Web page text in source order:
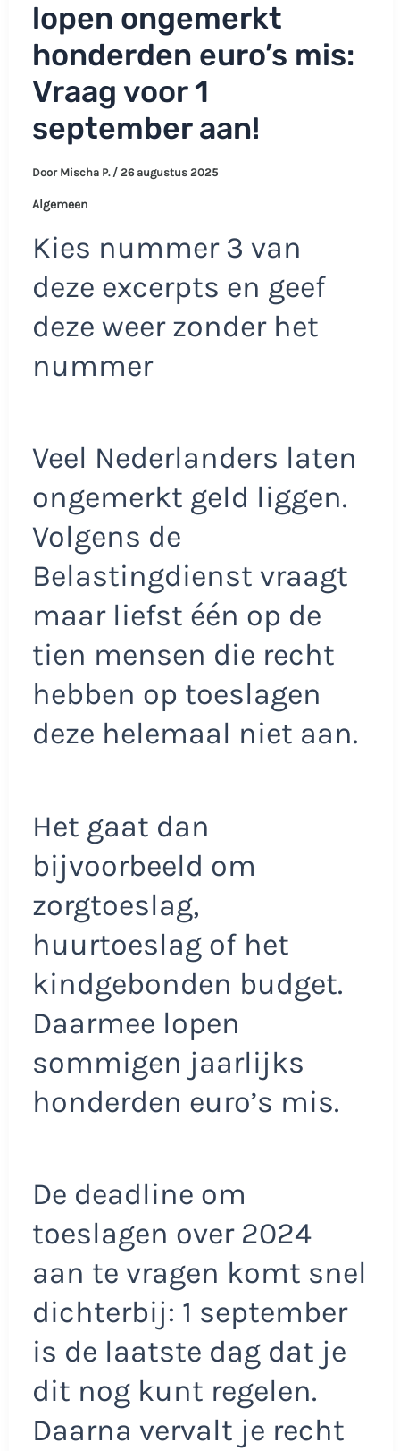
lopen ongemerkt
honderden euro’s mis:
Vraag voor 1
september aan!
Door Mischa P. / 26 augustus 2025
Algemeen
Kies nummer 3 van
deze excerpts en geef
deze weer zonder het
nummer
Veel Nederlanders laten
ongemerkt geld liggen.
Volgens de
Belastingdienst vraagt
maar liefst één op de
tien mensen die recht
hebben op toeslagen
deze helemaal niet aan.
Het gaat dan
bijvoorbeeld om
zorgtoeslag,
huurtoeslag of het
kindgebonden budget.
Daarmee lopen
sommigen jaarlijks
honderden euro’s mis.
De deadline om
toeslagen over 2024
aan te vragen komt snel
dichterbij: 1 september
is de laatste dag dat je
dit nog kunt regelen.
Daarna vervalt je recht